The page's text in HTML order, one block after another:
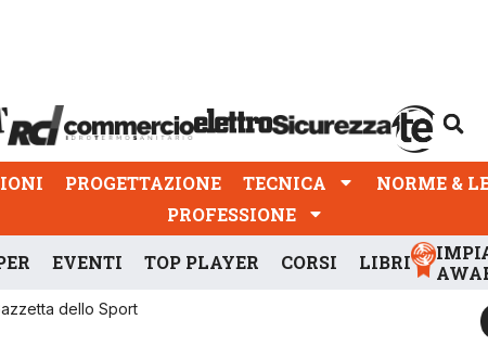
PROGETTAZIONE TECNICA NORME &
PROFESSIONE
EVENTI TOP PLAYER CORSI LIBRI
dello Sport